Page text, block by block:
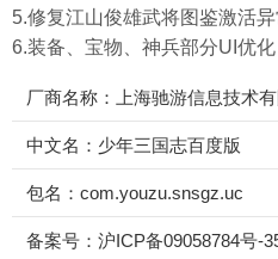
5.修复江山俊雄武将图鉴激活异
6.装备、宝物、神兵部分UI优化
厂商名称：上海驰游信息技术
中文名：少年三国志百度版
包名：com.youzu.snsgz.uc
备案号：沪ICP备09058784号-